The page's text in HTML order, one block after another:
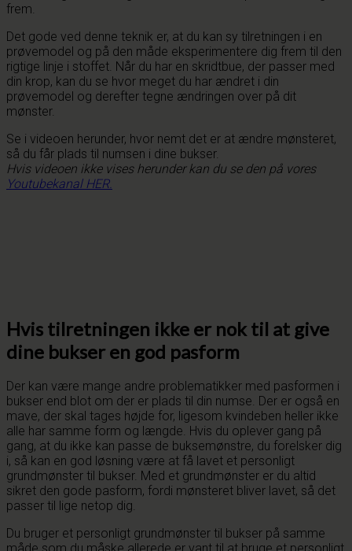
frem.
Det gode ved denne teknik er, at du kan sy tilretningen i en
prøvemodel og på den måde eksperimentere dig frem til den
rigtige linje i stoffet. Når du har en skridtbue, der passer med
din krop, kan du se hvor meget du har ændret i din
prøvemodel og derefter tegne ændringen over på dit
mønster.
Se i videoen herunder, hvor nemt det er at ændre mønsteret,
så du får plads til numsen i dine bukser.
Hvis videoen ikke vises herunder kan du se den på vores
Youtubekanal HER.
Hvis tilretningen ikke er nok til at give
dine bukser en god pasform
Der kan være mange andre problematikker med pasformen i
bukser end blot om der er plads til din numse. Der er også en
mave, der skal tages højde for, ligesom kvindeben heller ikke
alle har samme form og længde. Hvis du oplever gang på
gang, at du ikke kan passe de buksemønstre, du forelsker dig
i, så kan en god løsning være at få lavet et personligt
grundmønster til bukser. Med et grundmønster er du altid
sikret den gode pasform, fordi mønsteret bliver lavet, så det
passer til lige netop dig.
Du bruger et personligt grundmønster til bukser på samme